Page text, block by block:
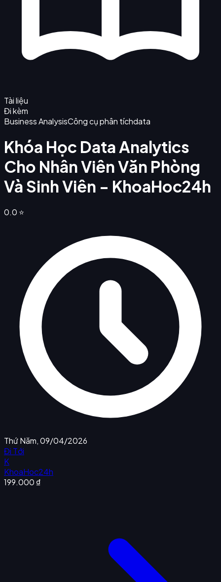
Tài liệu
Đi kèm
Business AnalysisCông cụ phân tíchdata
Khóa Học Data Analytics
Cho Nhân Viên Văn Phòng
Và Sinh Viên - KhoaHoc24h
0.0 ⭐
Thứ Năm, 09/04/2026
Đi Tới
K
KhoaHoc24h
199.000 ₫